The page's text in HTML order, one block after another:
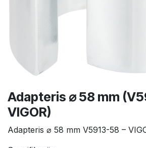
Adapteris ⌀ 58 mm
VIGOR)
Adapteris ⌀ 58 mm V5913-58 –